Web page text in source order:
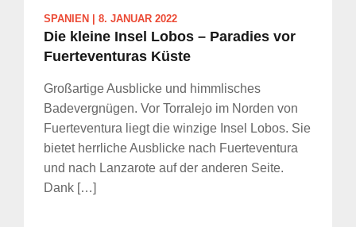
SPANIEN | 8. JANUAR 2022
Die kleine Insel Lobos – Paradies vor
Fuerteventuras Küste
Großartige Ausblicke und himmlisches
Badevergnügen. Vor Torralejo im Norden von
Fuerteventura liegt die winzige Insel Lobos. Sie
bietet herrliche Ausblicke nach Fuerteventura
und nach Lanzarote auf der anderen Seite.
Dank […]